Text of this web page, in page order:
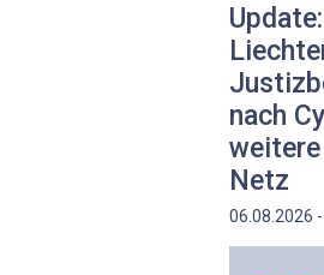
Update:
nach
Netz
06.08.2026